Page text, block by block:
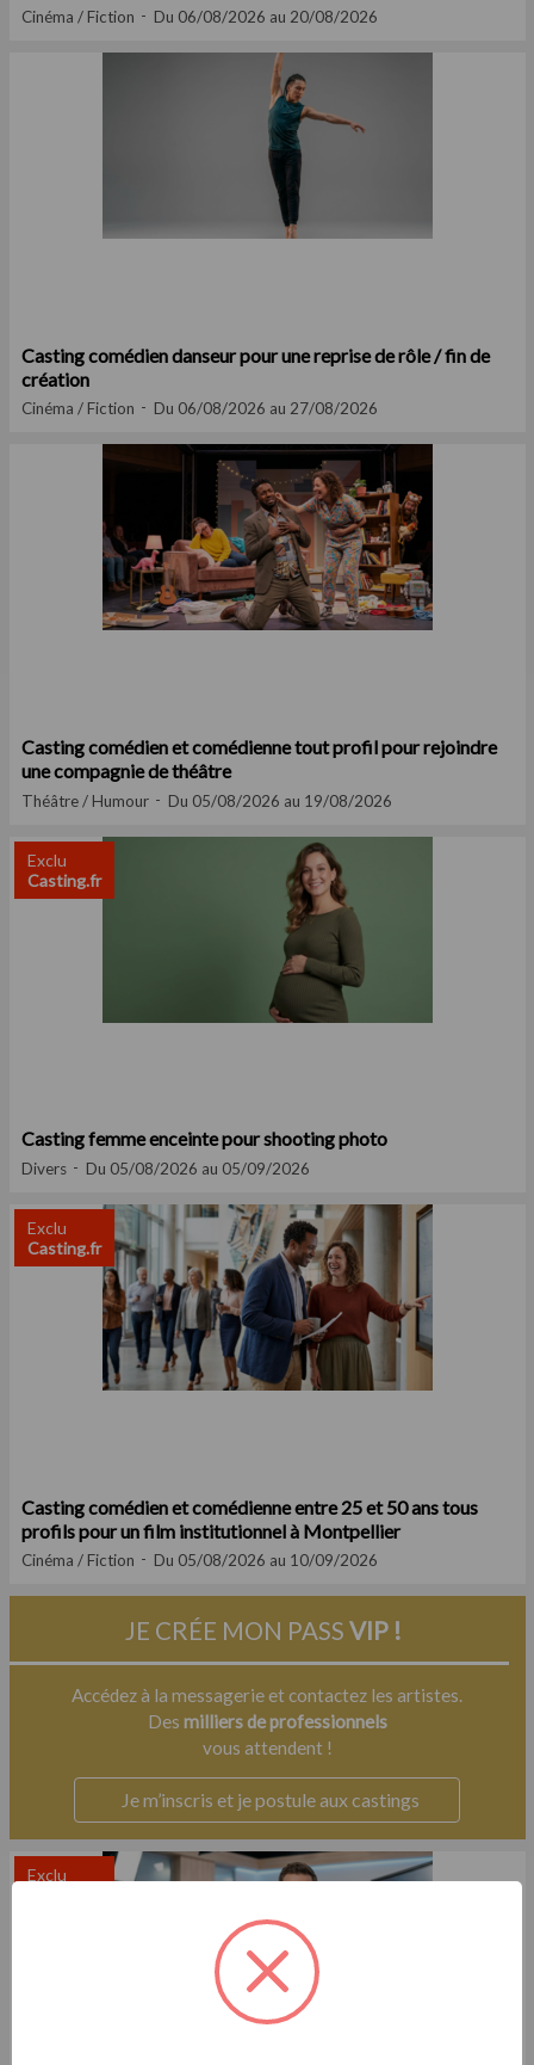
Cinéma / Fiction Du 06/08/2026 au 20/08/2026
Casting comédien danseur pour une reprise de rôle / fin de
création
Cinéma / Fiction Du 06/08/2026 au 27/08/2026
Casting comédien et comédienne tout profil pour rejoindre
une compagnie de théâtre
Théâtre / Humour Du 05/08/2026 au 19/08/2026
Exclu
Casting.fr
Casting femme enceinte pour shooting photo
Divers Du 05/08/2026 au 05/09/2026
Exclu
Casting.fr
Casting comédien et comédienne entre 25 et 50 ans tous
profils pour un film institutionnel à Montpellier
Cinéma / Fiction Du 05/08/2026 au 10/09/2026
JE CRÉE MON PASSVIP !
Accédez à la messagerie et contactez les artistes.
Des milliers de professionnels
vous attendent !
Je m’inscris et je postule aux castings
Exclu